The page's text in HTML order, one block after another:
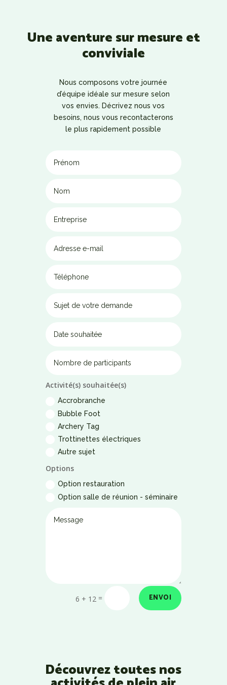
Une aventure sur mesure et
conviviale
Nous composons votre journée
d’équipe idéale sur mesure selon
vos envies. Décrivez nous vos
besoins, nous vous recontacterons
le plus rapidement possible
Activité(s) souhaitée(s)
Accrobranche
Bubble Foot
Archery Tag
Trottinettes électriques
Autre sujet
Options
Option restauration
Option salle de réunion - séminaire
6 + 12 = ENVOI
Découvrez toutes nos